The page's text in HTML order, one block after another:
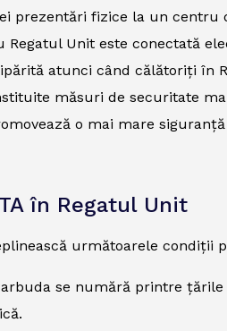
prezentări fizice la un
Regatul Unit este conectată
atunci când călătoriți în
măsuri de securitate
o mai mare
în Regatul Unit
următoarele condiții
se numără printre